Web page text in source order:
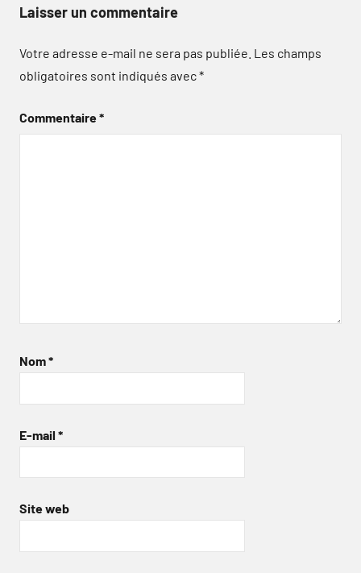
Laisser un commentaire
Votre adresse e-mail ne sera pas publiée. Les champs
obligatoires sont indiqués avec*
Commentaire*
Nom*
E-mail *
Site web